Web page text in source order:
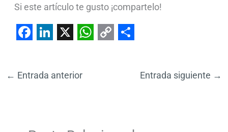
Si este artículo te gusto ¡compartelo!
c
n
a
← Entrada anterior Entrada siguiente →